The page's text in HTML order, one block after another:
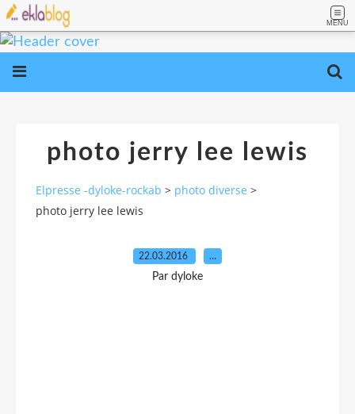
MENU
photo jerry lee lewis
Elpresse -dyloke-rockab > photo diverse >
photo jerry lee lewis
22.03.2016 …
Par dyloke